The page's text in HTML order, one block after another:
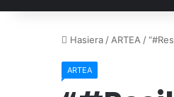
Hasiera / ARTEA /
ARTEA